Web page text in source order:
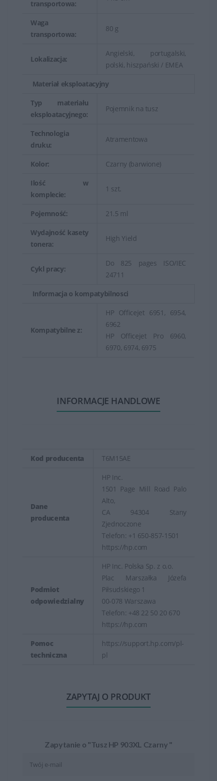
transportowa:
Waga
transportowa:
80 g
Lokalizacja:
Angielski, portugalski,
polski, hiszpański / EMEA
Materiał eksploatacyjny
Typ materiału
eksploatacyjnego:
Pojemnik na tusz
Technologia
druku:
Atramentowa
Kolor: Czarny (barwione)
Ilość w
komplecie:
1 szt.
Pojemność: 21.5 ml
Wydajność kasety
tonera:
High Yield
Cykl pracy:
Do 825 pages ISO/IEC
24711
Informacja o kompatybilnosci
Kompatybilne z:
HP Officejet 6951, 6954,
6962
HP Officejet Pro 6960,
6970, 6974, 6975
INFORMACJE HANDLOWE
Kod producenta T6M15AE
Dane
producenta
HP Inc.
1501 Page Mill Road Palo
Alto,
CA 94304 Stany
Zjednoczone
Telefon: +1 650-857-1501
https://hp.com
Podmiot
odpowiedzialny
HP Inc. Polska Sp. z o.o.
Plac Marszałka Józefa
Piłsudskiego 1
00-078 Warszawa
Telefon: +48 22 50 20 670
https://hp.com
Pomoc
techniczna
https://support.hp.com/pl-
pl
ZAPYTAJ O PRODUKT
Zapytanie o "Tusz HP 903XL Czarny "